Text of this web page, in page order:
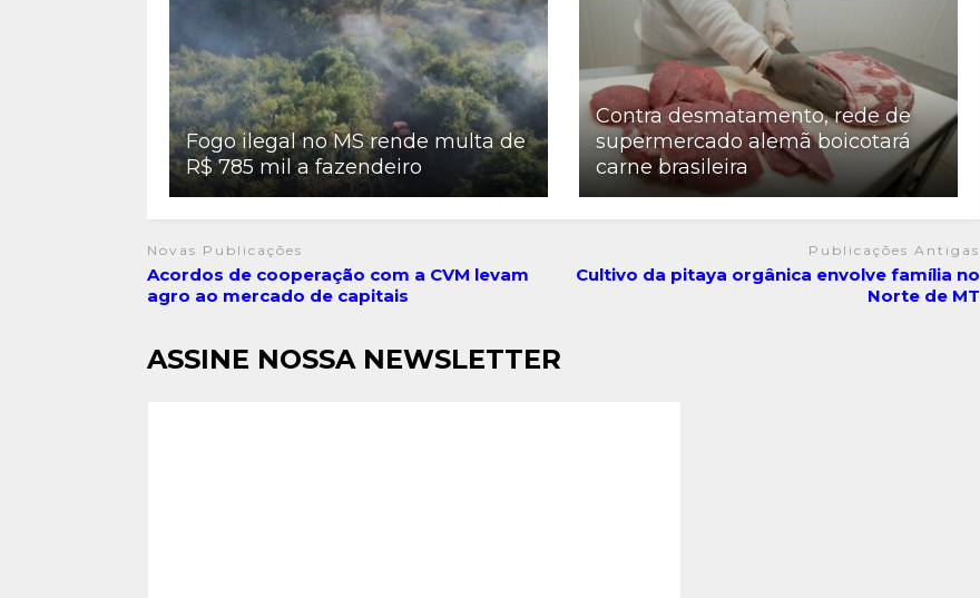
Fogo ilegal no MS rende multa de
R$ 785 mil a fazendeiro
Contra desmatamento, rede de
supermercado alemã boicotará
carne brasileira
Novas Publicações
Acordos de cooperação com a CVM levam
agro ao mercado de capitais
Publicações Antigas
Cultivo da pitaya orgânica envolve família no
Norte de MT
ASSINE NOSSA NEWSLETTER